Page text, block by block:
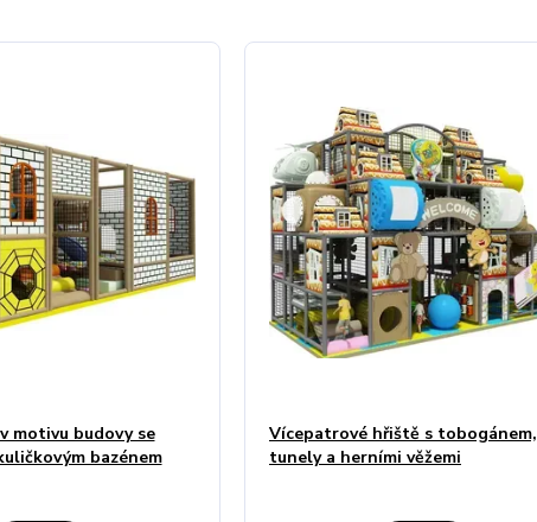
motivu budovy se
bazénem
Vícepatrové hřiště s tobogánem,
tunely a herními věžemi